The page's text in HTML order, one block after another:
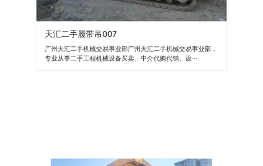
天汇二手履带吊007